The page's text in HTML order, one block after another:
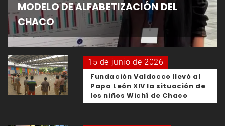
MODELO DE ALFABETIZACIÓN DEL
CHACO
15 de junio de 2026
Fundación Valdocco llevó al
Papa León XIV la situación de
los niños Wichí de Chaco